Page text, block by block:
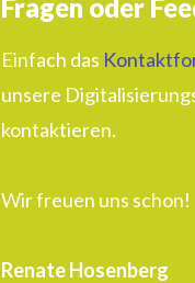
Fragen oder
Einfach das
unsere
kontaktieren.
Wir freuen uns schon!
Renate Hosenberg